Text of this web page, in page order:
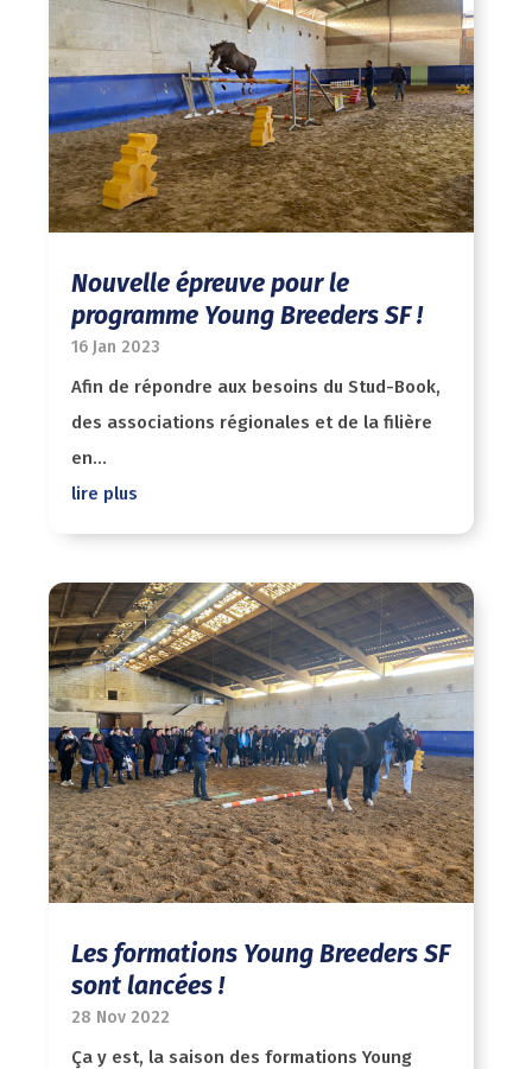
Nouvelle épreuve pour le
programme Young Breeders SF !
16 Jan 2023
Afin de répondre aux besoins du Stud-Book,
des associations régionales et de la filière
en...
lire plus
Les formations Young Breeders SF
sont lancées !
28 Nov 2022
Ça y est, la saison des formations Young